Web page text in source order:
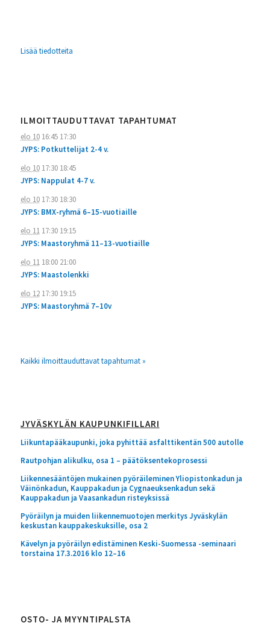
Lisää tiedotteita
ILMOITTAUDUTTAVAT TAPAHTUMAT
elo 1016:45 17:30
JYPS: Potkuttelijat 2-4 v.
elo 1017:30 18:45
JYPS: Nappulat 4-7 v.
elo 1017:30 18:30
JYPS: BMX-ryhmä 6–15-vuotiaille
elo 1117:30 19:15
JYPS: Maastoryhmä 11–13-vuotiaille
elo 1118:00 21:00
JYPS: Maastolenkki
elo 1217:30 19:15
JYPS: Maastoryhmä 7–10v
Kaikki ilmoittauduttavat tapahtumat »
JYVÄSKYLÄN KAUPUNKIFILLARI
Liikuntapääkaupunki, joka pyhittää asfalttikentän 500 autolle
Rautpohjan alikulku, osa 1 – päätöksentekoprosessi
Liikennesääntöjen mukainen pyöräileminen Yliopistonkadun ja
Väinönkadun, Kauppakadun ja Cygnaeuksenkadun sekä
Kauppakadun ja Vaasankadun risteyksissä
Pyöräilyn ja muiden liikennemuotojen merkitys Jyväskylän
keskustan kauppakeskuksille, osa 2
Kävelyn ja pyöräilyn edistäminen Keski-Suomessa -seminaari
torstaina 17.3.2016 klo 12–16
OSTO- JA MYYNTIPALSTA